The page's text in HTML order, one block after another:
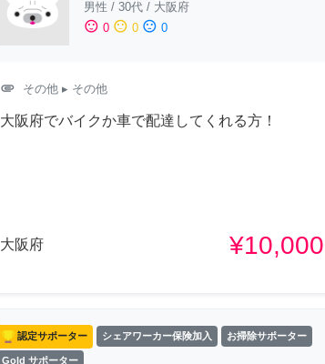
男性 / 30代 / 大阪府
sentiment_satisfied 0 sentiment_neutral 0 sentiment_dissatisfied 0
attachment その他 ▸ その他
大阪府でバイクか車で配達してくれる方！
大阪府 ¥10,000
認定サポーター シェアワーカー保険加入 お掃除サポーター
Gold サポーター